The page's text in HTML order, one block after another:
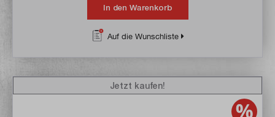
In den Warenkorb
Auf die Wunschliste
Jetzt kaufen!